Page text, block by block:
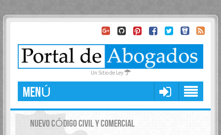
Un Sitio de Ley
MENÚ
NUEVO CÓDIGO CIVIL Y COMERCIAL